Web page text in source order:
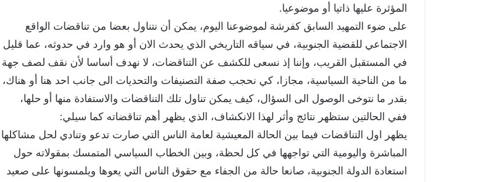
المؤثرة عليها ذاتيا أو موضوعيا.
على ضوء التمهيد السابق كفرشة لموضوعنا اليوم، يمكن أن نتناول بعضا من تناقضات الواقع
الاجتماعي للقضية الجنوبية، في سياقه التاريخي الذي يحدث الان أو هو وارد في حدوثه، عما قليل
في المستقبل القريب، وإننا إذ نسعى للكشف عن التناقضات، لا نهدف أساسا لأن نقف لصف جهة
ما من الناحية السياسية، مجازا، كي نحجب صفة التصنيفات والتحديات الى جانب احد هنا أو هناك،
بقدر ما نتوخى الوصول الى السؤال، كيف يمكن تناول تلك التناقضات والاستفادة منها أو حلها،
ففي الحالتين ستظهر نتائج وأثر لهذا الانكشاف، الذي يظهر أهم تناقضاته كما سيلي:
يظهر اول التناقضات فيما بين الحالة المعيشية لعامة الناس التي صارت تدعو وتنادي لحل مشاكلها
المباشرة واليومية التي تواجهها في كل لحظة، وبين الخطاب السياسي المتمسك بمقولاته حول
استعادة الدولة الجنوبية، صانعا حالة من الجفاء مع حقوق الناس التي يعوها ويلمسونها على صعيد